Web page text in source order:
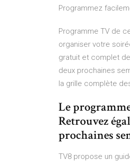
Programmez
Programme TV de
organiser votre
gratuit et complet
deux prochaines
la grille complète
Le
Retrouvez
prochaines
TV8 propose un